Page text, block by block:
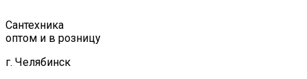
к
содержимому
Сантехника
оптом и в розницу
г. Челябинск